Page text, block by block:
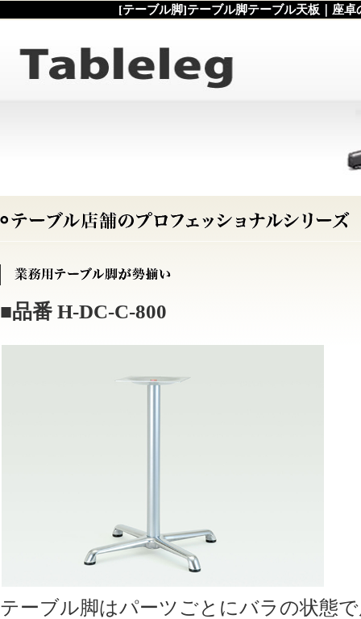
[テーブル脚]テーブル脚テーブル天板｜座
■品番 H-DC-C-800
テーブル脚はパーツごとにバラの状態